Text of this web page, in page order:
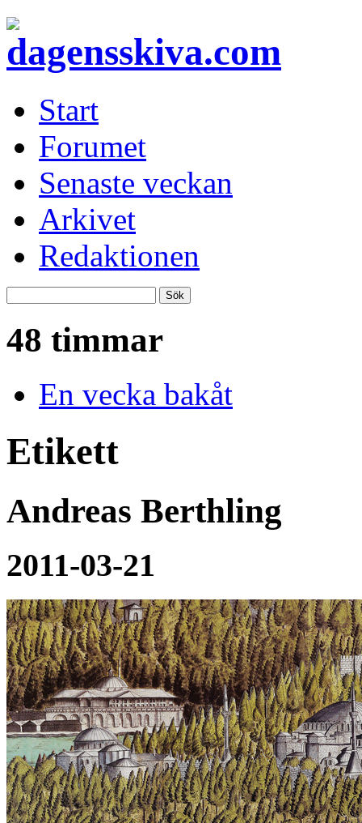
Start
Forumet
Senaste veckan
Arkivet
Redaktionen
48 timmar
En vecka bakåt
Etikett
Andreas Berthling
2011-03-21